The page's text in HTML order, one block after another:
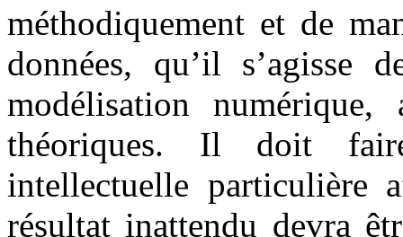
méthodiquement et de
données, qu’il s’agisse
modélisation
théoriques. Il doit
intellectuelle particulière
résultat inattendu devra